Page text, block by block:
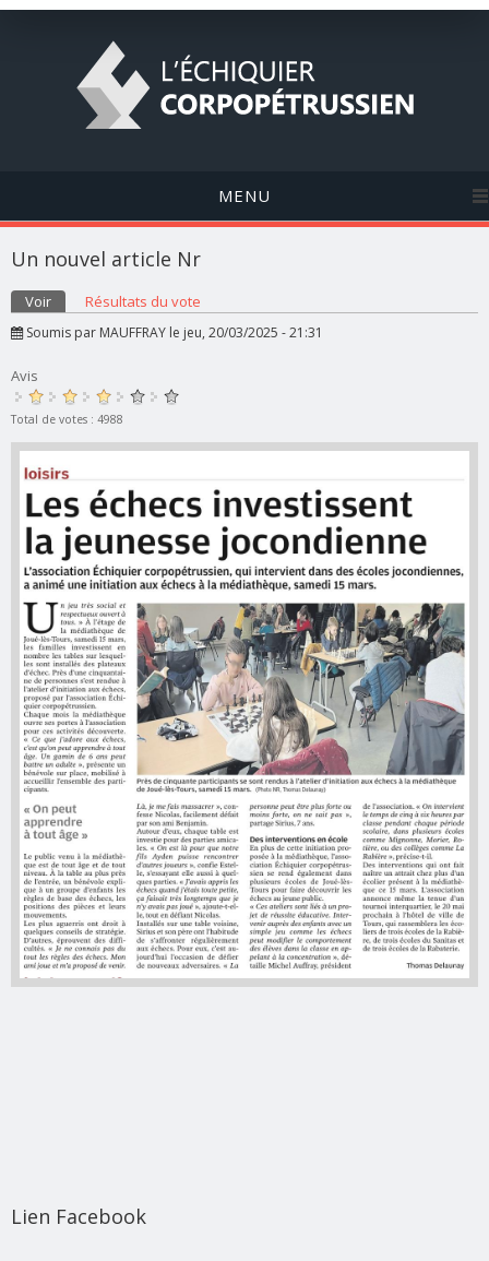
MENU
Un nouvel article Nr
Onglets principaux
Voir (onglet actif)
Résultats du vote
Soumis par MAUFFRAY le jeu, 20/03/2025 - 21:31
Avis
Total de votes : 4988
Lien Facebook